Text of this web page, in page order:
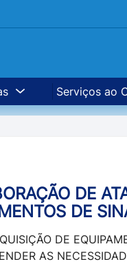
Serviços ao
DE
DE
DE
AS